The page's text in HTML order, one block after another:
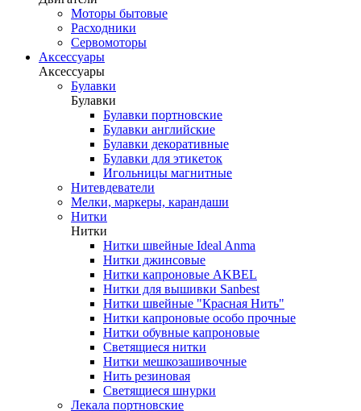
Моторы бытовые
Расходники
Сервомоторы
Аксессуары
Аксессуары
Булавки
Булавки
Булавки портновские
Булавки английские
Булавки декоративные
Булавки для этикеток
Игольницы магнитные
Нитевдеватели
Мелки, маркеры, карандаши
Нитки
Нитки
Нитки швейные Ideal Anma
Нитки джинсовые
Нитки капроновые AKBEL
Нитки для вышивки Sanbest
Нитки швейные "Красная Нить"
Нитки капроновые особо прочные
Нитки обувные капроновые
Светящиеся нитки
Нитки мешкозашивочные
Нить резиновая
Светящиеся шнурки
Лекала портновские